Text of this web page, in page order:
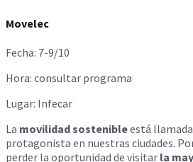
Movelec
Fecha: 7-9/10
Hora: consultar programa
Lugar: Infecar
La movilidad sostenibleestá
protagonista en nuestras ciudades.
perder la oportunidad de visitar la